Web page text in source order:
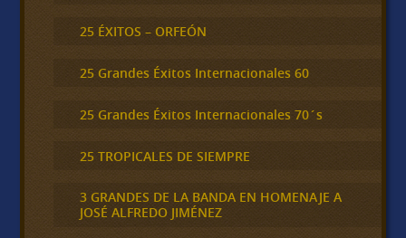
25 ÉXITOS – ORFEÓN
25 Grandes Éxitos Internacionales 60
25 Grandes Éxitos Internacionales 70´s
25 TROPICALES DE SIEMPRE
3 GRANDES DE LA BANDA EN HOMENAJE A
JOSÉ ALFREDO JIMÉNEZ